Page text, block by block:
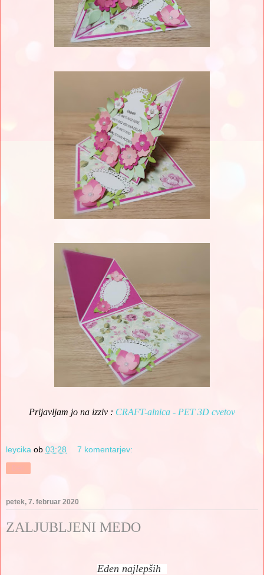
Prijavljam jo na izziv : CRAFT-alnica - PET 3D cvetov
leycika ob 03:28 7 komentarjev:
petek, 7. februar 2020
ZALJUBLJENI MEDO
Eden najlepših